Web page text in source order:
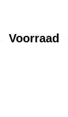
Voorraad